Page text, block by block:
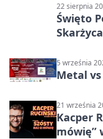
22 sierpnia
Święto
5 września
Metal
21 września
Kacper
mówię”